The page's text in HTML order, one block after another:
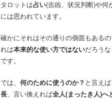
タロットは占い(吉凶、状況判断)や何
には思われています。
確かにそれはその通りの側面もある
れは本来的な使い方ではないだろう
です。
では、 何のために使うのか？ と言え
長、言い換えれば全人(まったき人)へ